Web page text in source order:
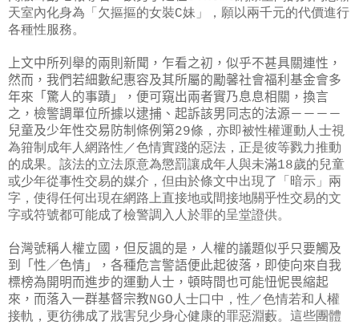
天室內化身為「欠摳摳的女裝C妹」，願以兩千元的代價進行
各種性服務。
上文中所列舉的兩則新聞，乍看之初，似乎不甚具關連性，
然而，我們若細數紀惠容及其所屬的勵馨社會福利基金會多
年來「驚人的事蹟」，便可窺出兩者實乃息息相關，換言
之，檢警調單位所據以逮捕、起訴該男同志的法源－－－－
兒童及少年性交易防制條例第29條，亦即被性權運動人士視
為箝制成年人網路性／色情實踐的惡法，正是彼等戮力推動
的成果。該法的立法原意為懲罰讓成年人與未滿18歲的兒童
或少年從事性交易的媒介，但由於條文中出現了「暗示」兩
字，使得任何出現在網路上直接地或間接地關乎性交易的文
字或符號都可能成了檢警調入人於罪的呈堂證供。
台灣號稱人權立國，但反諷的是，人權的議題似乎只要觸及
到「性／色情」，各種危言警語便此起彼落，即使向來自我
標榜為開明而進步的運動人士，頓時間也可能忸怩畏縮起
來，而落入一群基督宗教NGO人士口中，性／色情若和人權
接軌，更彷彿成了戕害兒少身心健康的罪惡淵藪。這些團體